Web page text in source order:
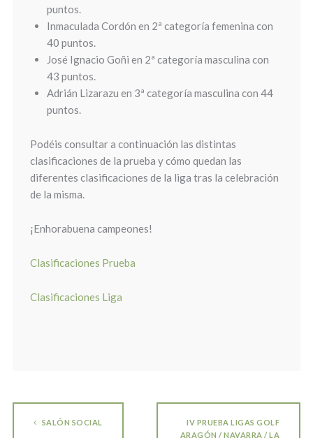
puntos.
Inmaculada Cordón en 2ª categoría femenina con
40 puntos.
José Ignacio Goñi en 2ª categoría masculina con
43 puntos.
Adrián Lizarazu en 3ª categoría masculina con 44
puntos.
Podéis consultar a continuación las distintas
clasificaciones de la prueba y cómo quedan las
diferentes clasificaciones de la liga tras la celebración
de la misma.
¡Enhorabuena campeones!
Clasificaciones Prueba
Clasificaciones Liga
SALÓN SOCIAL
IV PRUEBA LIGAS GOLF
ARAGÓN / NAVARRA / LA